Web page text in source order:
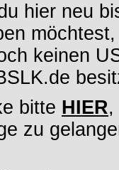
hier neu
möchtest,
keinen
bitte HIER,
zu